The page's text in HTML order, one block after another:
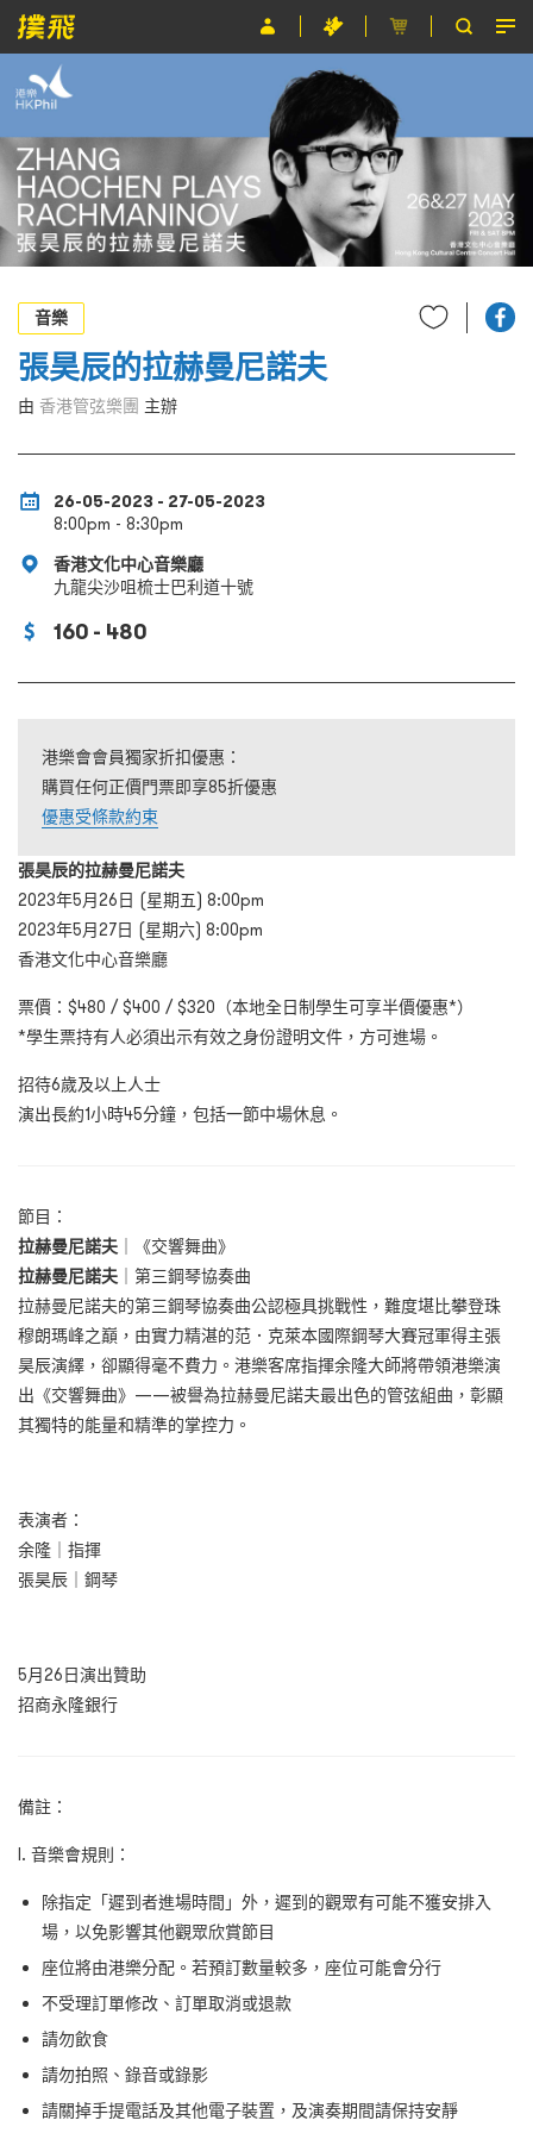
節目
主辦單位
關於撲飛
條款及細則
EN
音樂
張昊辰的拉赫曼尼諾夫
由 香港管弦樂團 主辦
26-05-2023 - 27-05-2023
8:00pm - 8:30pm
香港文化中心音樂廳
九龍尖沙咀梳士巴利道十號
160 - 480
港樂會會員獨家折扣優惠：
購買任何正價門票即享85折優惠
優惠受條款約束
張昊辰的拉赫曼尼諾夫
2023年5月26日 (星期五) 8:00pm
2023年5月27日 (星期六) 8:00pm
香港文化中心音樂廳
票價：$480 / $400 / $320（本地全日制學生可享半價優惠*）
*學生票持有人必須出示有效之身份證明文件，方可進場。
招待6歲及以上人士
演出長約1小時45分鐘，包括一節中場休息。
節目：
拉赫曼尼諾夫
《交響舞曲》
拉赫曼尼諾夫
第三鋼琴協奏曲
拉赫曼尼諾夫的第三鋼琴協奏曲公認極具挑戰性，難度堪比攀登珠
穆朗瑪峰之巔，由實力精湛的范．克萊本國際鋼琴大賽冠軍得主張
昊辰演繹，卻顯得毫不費力。港樂客席指揮余隆大師將帶領港樂演
出《交響舞曲》——被譽為拉赫曼尼諾夫最出色的管弦組曲，彰顯
其獨特的能量和精準的掌控力。
表演者：
余隆｜指揮
張昊辰｜鋼琴
5月26日演出贊助
招商永隆銀行
備註：
I. 音樂會規則：
除指定「遲到者進場時間」外，遲到的觀眾有可能不獲安排入
場，以免影響其他觀眾欣賞節目
座位將由港樂分配。若預訂數量較多，座位可能會分行
不受理訂單修改、訂單取消或退款
請勿飲食
請勿拍照、錄音或錄影
請關掉手提電話及其他電子裝置，及演奏期間請保持安靜